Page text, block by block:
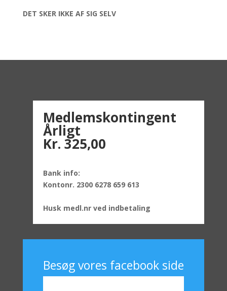
DET SKER IKKE AF SIG SELV
Medlemskontingent
Årligt
Kr. 325,00
Bank info:
Kontonr. 2300 6278 659 613
Husk medl.nr ved indbetaling
Besøg vores facebook side